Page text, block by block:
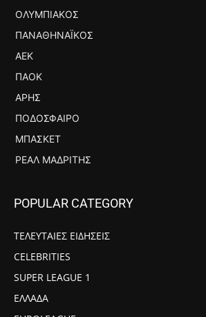
ΟΛΥΜΠΙΑΚΌΣ
ΠΑΝΑΘΗΝΑΪΚΌΣ
ΑΕΚ
ΠΑΟΚ
ΆΡΗΣ
ΠΟΔΌΣΦΑΙΡΟ
ΜΠΆΣΚΕΤ
ΡΕΆΛ ΜΑΔΡΊΤΗΣ
POPULAR CATEGORY
ΤΕΛΕΥΤΑΙΕΣ ΕΙΔΗΣΕΙΣ
CELEBRITIES
SUPER LEAGUE 1
ΕΛΛΑΔΑ